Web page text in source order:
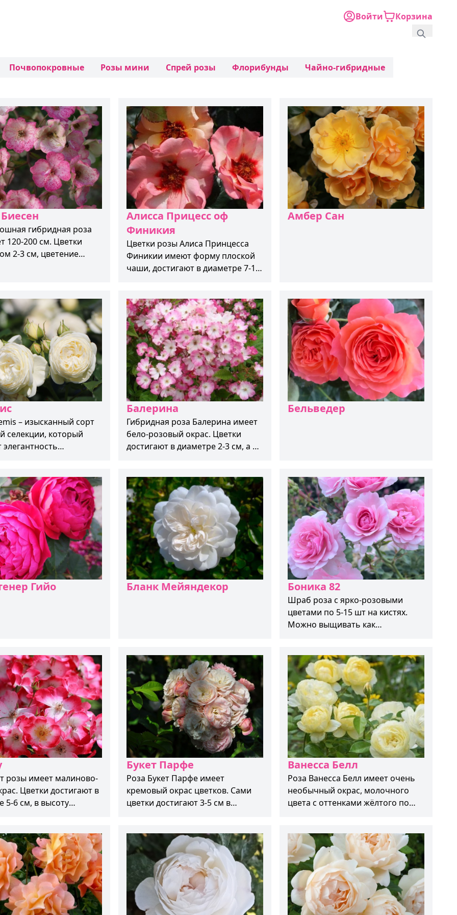
Войти Корзина
Почвопокровные Розы мини Спрей розы Флорибунды
Чайно-гибридные
гибридная роза
120-200 см. Цветки
2-3 см, цветение
Алисса Прицесс оф
Финикия
Цветки розы Алиса Принцесса
Финикии имеют форму плоской
чаши, достигают в диаметре 7-10
Амбер Сан
– изысканный сорт
селекции, который
элегантность
зеленоватым или
оттенком в центре,
шаровидной
8–10 см.
медленно,
впечатление
фарфора. Аромат
анисово-
с нотками лимона и
обильное и
глянцевой,
к болезням листвой.
высокой
и хорошей
к дождю.
Балерина
Гибридная роза Балерина имеет
бело-розовый окрас. Цветки
достигают в диаметре 2-3 см, а в
Бельведер
Гийо Бланк Мейяндекор Боника 82
Шраб роза с ярко-розовыми
цветами по 5-15 шт на кистях.
Можно выщивать как
розы имеет малиново-
Цветки достигают в
5-6 см, в высоту
Букет Парфе
Роза Букет Парфе имеет
кремовый окрас цветков. Сами
цветки достигают 3-5 см в
Цветет обильно
Ванесса Белл
Роза Ванесса Белл имеет очень
необычный окрас, молочного
цвета с оттенками жёлтого по
лепестков. Цветки имеют
чашевидную форму.